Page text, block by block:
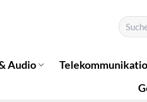
Suchen
nach:
Audio